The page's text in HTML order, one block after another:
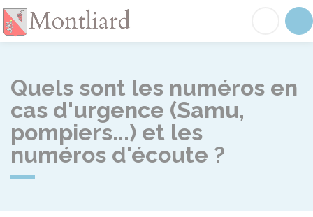
Quels sont les numéros en
cas d'urgence (Samu,
pompiers...) et les
numéros d'écoute ?